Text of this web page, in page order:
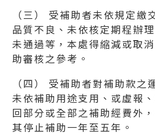
（三） 受補助者未依規定繳
品質不良、未依核定期程辦
未通過等，本處得縮減或取
助審核之參考。
（四） 受補助者對補助款之
未依補助用途支用、或虛報
回部分或全部之補助經費外
其停止補助一年至五年。